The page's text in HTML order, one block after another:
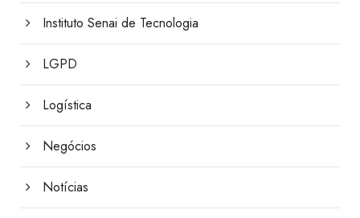
Instituto Senai de Tecnologia
LGPD
Logística
Negócios
Notícias